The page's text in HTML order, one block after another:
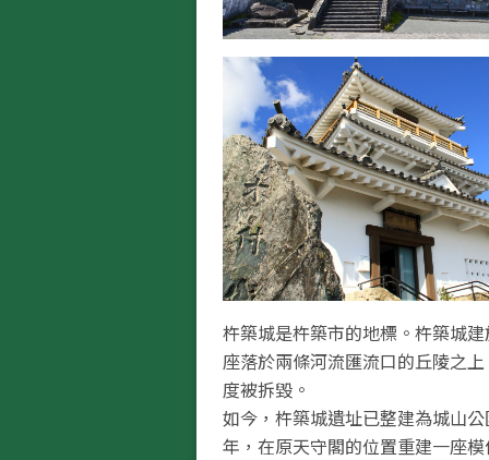
杵築城是杵築市的地標。杵築城
座落於兩條河流匯流口的丘陵之
度被拆毀。
如今，杵築城遺址已整建為城山
年，在原天守閣的位置重建一座